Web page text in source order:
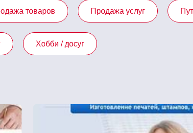
товаров Продажа услуг
Хобби / досуг